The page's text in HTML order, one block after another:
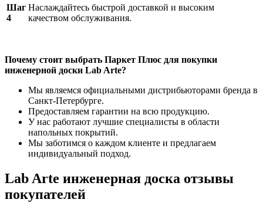
Шаг
4
Наслаждайтесь быстрой доставкой и высоким
качеством обслуживания.
Почему стоит выбрать Паркет Плюс для покупки
инженерной доски Lab Arte?
Мы являемся официальными дистрибьюторами бренда в
Санкт-Петербурге.
Предоставляем гарантии на всю продукцию.
У нас работают лучшие специалисты в области
напольных покрытий.
Мы заботимся о каждом клиенте и предлагаем
индивидуальный подход.
Lab Arte инженерная доска отзывы
покупателей